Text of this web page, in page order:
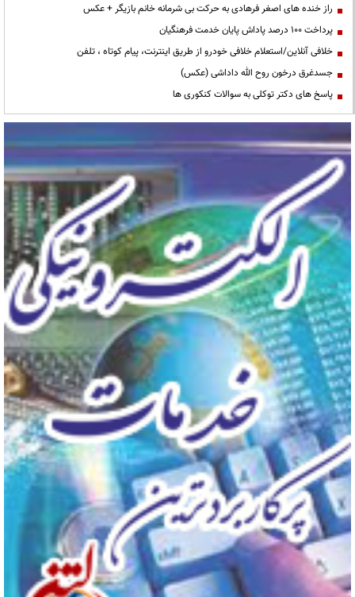
راز خنده های اصغر فرهادی به حرکت بی شرمانه خانم بازیگر + عکس
پرداخت ۱۰۰ درصد پاداش پایان خدمت فرهنگیان
خلافی آنلاین/استعلام خلافی خودرو از طریق اینترنت، پیام کوتاه ، تلفن
جسدغرق درخون روح الله داداشی (عکس)
پاسخ های دکتر توکلی به سوالات کنکوری ها